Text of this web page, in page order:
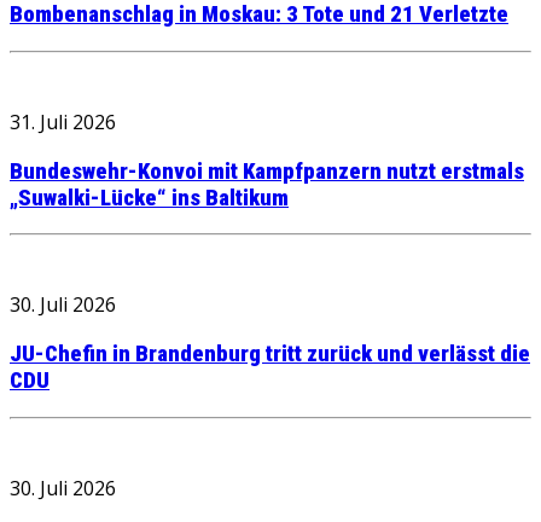
Bombenanschlag in Moskau: 3 Tote und 21 Verletzte
31. Juli 2026
Bundeswehr-Konvoi mit Kampfpanzern nutzt erstmals
„Suwalki-Lücke“ ins Baltikum
30. Juli 2026
JU-Chefin in Brandenburg tritt zurück und verlässt die
CDU
30. Juli 2026